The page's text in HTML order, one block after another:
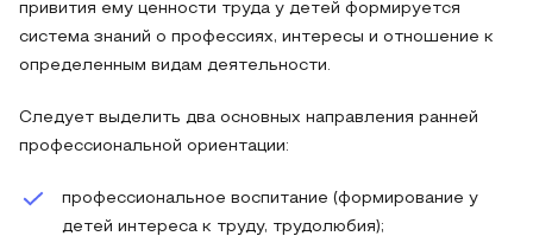
привития ему ценности труда у детей формируется
система знаний о профессиях, интересы и отношение к
определенным видам деятельности.
Следует выделить два основных направления ранней
профессиональной ориентации:
профессиональное воспитание (формирование у
детей интереса к труду, трудолюбия);